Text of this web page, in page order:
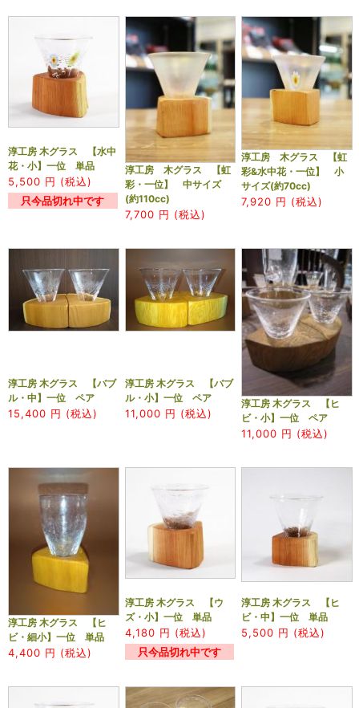
淳工房 木グラス 【水中
花・小】一位 単品
5,500 円 (税込)
只今品切れ中です
淳工房 木グラス 【虹
彩・一位】 中サイズ
(約110cc)
7,700 円 (税込)
淳工房 木グラス 【虹
彩&水中花・一位】 小
サイズ(約70cc)
7,920 円 (税込)
淳工房 木グラス 【バブ
ル・中】一位 ペア
15,400 円 (税込)
淳工房 木グラス 【バブ
ル・小】一位 ペア
11,000 円 (税込)
淳工房 木グラス 【ヒ
ビ・小】一位 ペア
11,000 円 (税込)
淳工房 木グラス 【ヒ
ビ・細小】一位 単品
4,400 円 (税込)
淳工房 木グラス 【ウ
ズ・小】一位 単品
4,180 円 (税込)
只今品切れ中です
淳工房 木グラス 【ヒ
ビ・中】一位 単品
5,500 円 (税込)